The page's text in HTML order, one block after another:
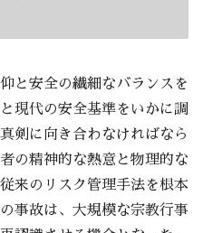
と安全の繊細なバランスを
現代の安全基準をいかに調
剣に向き合わなければなら
の精神的な熱意と物理的な
来のリスク管理手法を根本
事故は、大規模な宗教行事